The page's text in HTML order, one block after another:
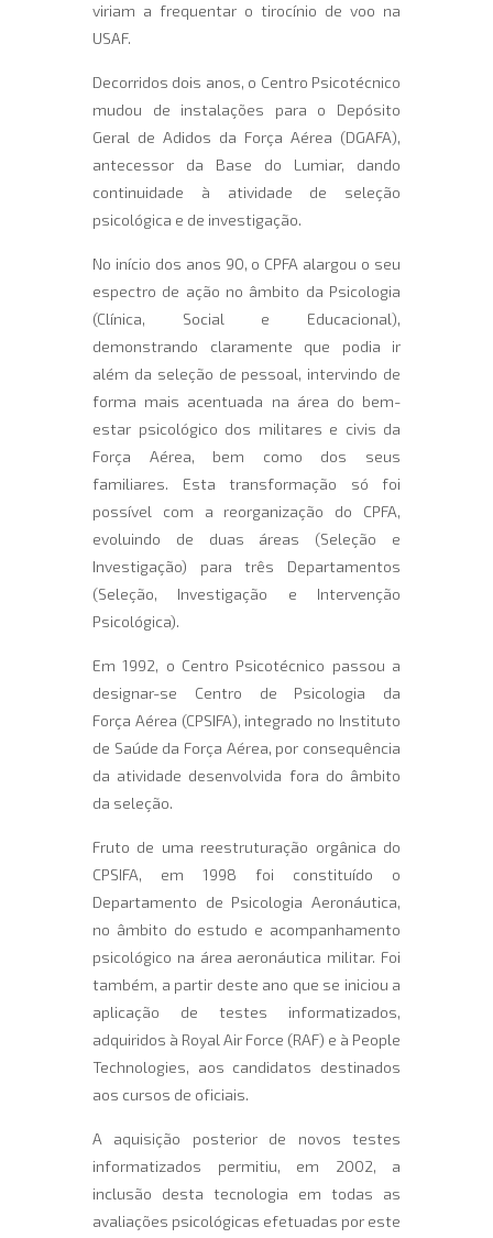
viriam a frequentar o tirocínio de voo na
USAF.
Decorridos dois anos, o Centro Psicotécnico
mudou de instalações para o Depósito
Geral de Adidos da Força Aérea (DGAFA),
antecessor da Base do Lumiar, dando
continuidade à atividade de seleção
psicológica e de investigação.
No início dos anos 90, o CPFA alargou o seu
espectro de ação no âmbito da Psicologia
(Clínica, Social e Educacional),
demonstrando claramente que podia ir
além da seleção de pessoal, intervindo de
forma mais acentuada na área do bem-
estar psicológico dos militares e civis da
Força Aérea, bem como dos seus
familiares. Esta transformação só foi
possível com a reorganização do CPFA,
evoluindo de duas áreas (Seleção e
Investigação) para três Departamentos
(Seleção, Investigação e Intervenção
Psicológica).
Em 1992, o Centro Psicotécnico passou a
designar-se Centro de Psicologia da
Força Aérea (CPSIFA), integrado no Instituto
de Saúde da Força Aérea, por consequência
da atividade desenvolvida fora do âmbito
da seleção.
Fruto de uma reestruturação orgânica do
CPSIFA, em 1998 foi constituído o
Departamento de Psicologia Aeronáutica,
no âmbito do estudo e acompanhamento
psicológico na área aeronáutica militar. Foi
também, a partir deste ano que se iniciou a
aplicação de testes informatizados,
adquiridos à Royal Air Force (RAF) e à People
Technologies, aos candidatos destinados
aos cursos de oficiais.
A aquisição posterior de novos testes
informatizados permitiu, em 2002, a
inclusão desta tecnologia em todas as
avaliações psicológicas efetuadas por este